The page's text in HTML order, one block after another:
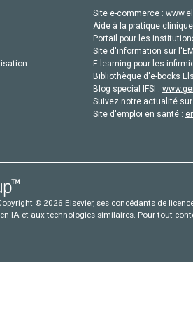
Site e-commerce :
Aide à la pratique
Portail pour les
Site d'information sur
E-learning pour les
Bibliothèque d'e-books
Blog special IFSI :
Suivez notre actualité
Site d'emploi en santé :
© 2026 Elsevier, ses concédants de
IA et aux technologies similaires. Pour tout